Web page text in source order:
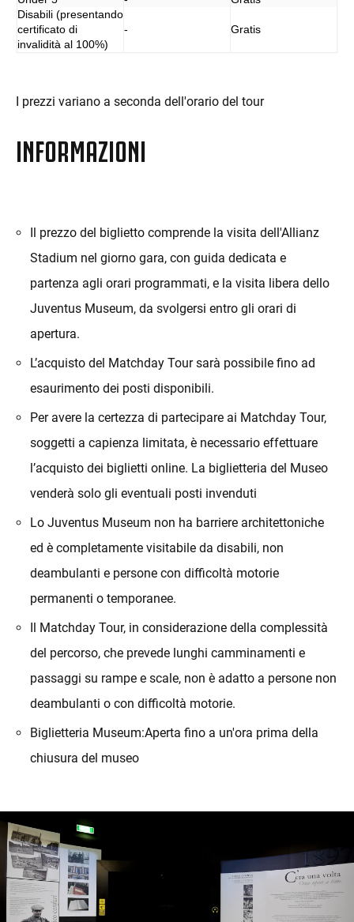
Disabili (presentando
certificato di
invalidità al 100%)
- Gratis
I prezzi variano a seconda dell'orario del tour
INFORMAZIONI
Il prezzo del biglietto comprende la visita dell'Allianz
Stadium nel giorno gara, con guida dedicata e
partenza agli orari programmati, e la visita libera dello
Juventus Museum, da svolgersi entro gli orari di
apertura.
L’acquisto del Matchday Tour sarà possibile fino ad
esaurimento dei posti disponibili.
Per avere la certezza di partecipare ai Matchday Tour,
soggetti a capienza limitata, è necessario effettuare
l’acquisto dei biglietti online. La biglietteria del Museo
venderà solo gli eventuali posti invenduti
Lo Juventus Museum non ha barriere architettoniche
ed è completamente visitabile da disabili, non
deambulanti e persone con difficoltà motorie
permanenti o temporanee.
Il Matchday Tour, in considerazione della complessità
del percorso, che prevede lunghi camminamenti e
passaggi su rampe e scale, non è adatto a persone non
deambulanti o con difficoltà motorie.
Biglietteria Museum:Aperta fino a un'ora prima della
chiusura del museo